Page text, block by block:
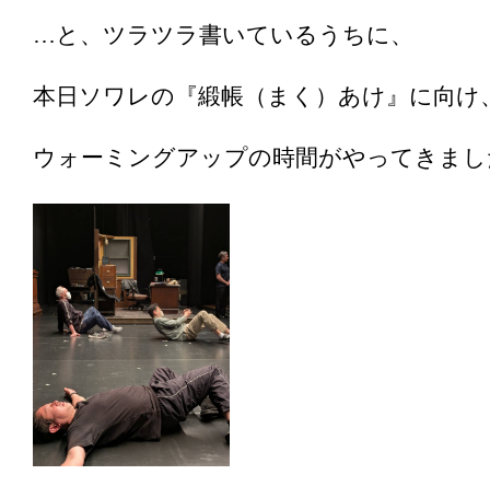
…と、ツラツラ書いているうちに、
本日ソワレの『緞帳（まく）あけ』に向け
ウォーミングアップの時間がやってきま